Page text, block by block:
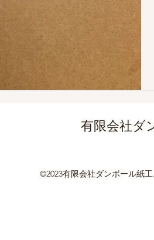
有限会社ダ
©2023有限会社ダンボール紙